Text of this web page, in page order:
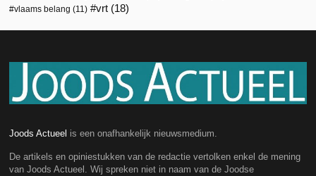
vlaams belang (11) vrt (18)
Joods Actueel is een onafhankelijk nieuwsmedium.
De artikels en opiniestukken van de redactie vertolken enkel de mening
van Joods Actueel. Wij spreken niet in naam van de Joodse